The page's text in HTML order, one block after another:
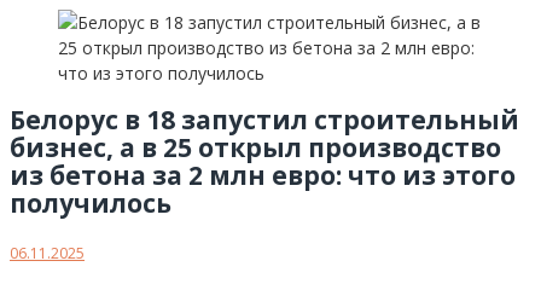
Белорус в 18 запустил строительный
бизнес, а в 25 открыл производство
из бетона за 2 млн евро: что из этого
получилось
06.11.2025